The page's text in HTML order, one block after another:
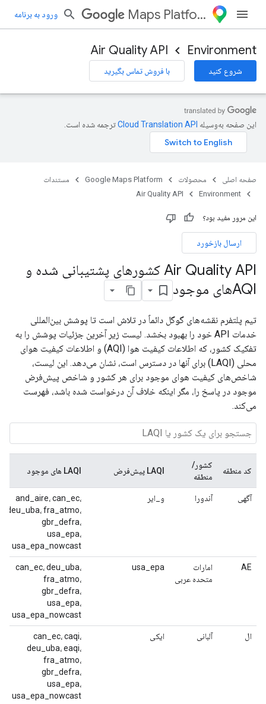
Maps Platform ورود به برنامه
Environment
Air Quality API
شروع کنید با فروش تماس بگیرید
این صفحه به‌وسیله ترجمه شده است.
صفحه اصلی محصولات Google Maps Platform
مستندات
Environment
Air Quality API
این مرور مفید بود؟
ارسال بازخورد
Air Quality API کشورهای پشتیبانی شده و
AQIهای موجود
تیم پلتفرم نقشه‌های گوگل دائماً در تلاش است تا پوشش بین‌المللی
خدمات API خود را بهبود بخشد. لیست زیر آخرین جزئیات پوشش را به
تفکیک کشور، که اطلاعات کیفیت هوا (AQI) و اطلاعات کیفیت هوای
محلی (LAQI) برای آنها در دسترس است، نشان می‌دهد. این لیست،
شاخص‌های کیفیت هوای موجود برای هر کشور و شاخص پیش‌فرض
موجود در پاسخ را، مگر اینکه خلاف آن درخواست شده باشد، فهرست
می‌کند.
کد منطقه
کشور/
منطقه
LAQI پیش‌فرض LAQI های موجود
آگهی آندورا و_ایر
and_aire، can_ec،
deu_uba، fra_atmo،
gbr_defra،
usa_epa،
usa_epa_nowcast
AE
امارات
متحده عربی
usa_epa
can_ec، deu_uba،
fra_atmo،
gbr_defra،
usa_epa،
usa_epa_nowcast
ال آلبانی ایکی
can_ec، caqi،
deu_uba، eaqi،
fra_atmo،
gbr_defra،
usa_epa،
usa_epa_nowcast